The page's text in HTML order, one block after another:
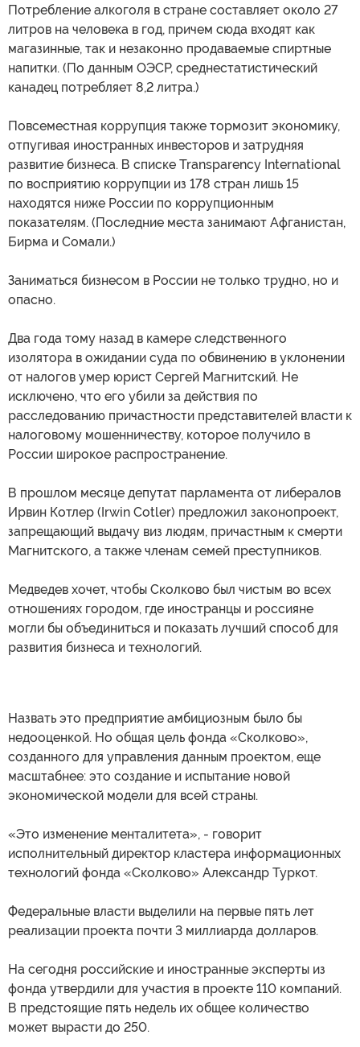
Потребление алкоголя в стране составляет около 27
литров на человека в год, причем сюда входят как
магазинные, так и незаконно продаваемые спиртные
напитки. (По данным ОЭСР, среднестатистический
канадец потребляет 8,2 литра.)
Повсеместная коррупция также тормозит экономику,
отпугивая иностранных инвесторов и затрудняя
развитие бизнеса. В списке Transparency International
по восприятию коррупции из 178 стран лишь 15
находятся ниже России по коррупционным
показателям. (Последние места занимают Афганистан,
Бирма и Сомали.)
Заниматься бизнесом в России не только трудно, но и
опасно.
Два года тому назад в камере следственного
изолятора в ожидании суда по обвинению в уклонении
от налогов умер юрист Сергей Магнитский. Не
исключено, что его убили за действия по
расследованию причастности представителей власти к
налоговому мошенничеству, которое получило в
России широкое распространение.
В прошлом месяце депутат парламента от либералов
Ирвин Котлер (Irwin Cotler) предложил законопроект,
запрещающий выдачу виз людям, причастным к смерти
Магнитского, а также членам семей преступников.
Медведев хочет, чтобы Сколково был чистым во всех
отношениях городом, где иностранцы и россияне
могли бы объединиться и показать лучший способ для
развития бизнеса и технологий.
Назвать это предприятие амбициозным было бы
недооценкой. Но общая цель фонда «Сколково»,
созданного для управления данным проектом, еще
масштабнее: это создание и испытание новой
экономической модели для всей страны.
«Это изменение менталитета», - говорит
исполнительный директор кластера информационных
технологий фонда «Сколково» Александр Туркот.
Федеральные власти выделили на первые пять лет
реализации проекта почти 3 миллиарда долларов.
На сегодня российские и иностранные эксперты из
фонда утвердили для участия в проекте 110 компаний.
В предстоящие пять недель их общее количество
может вырасти до 250.